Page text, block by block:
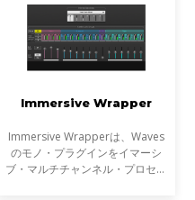
Immersive Wrapper
Immersive Wrapperは、Waves
のモノ・プラグインをイマーシ
ブ・マルチチャンネル・プロセッ